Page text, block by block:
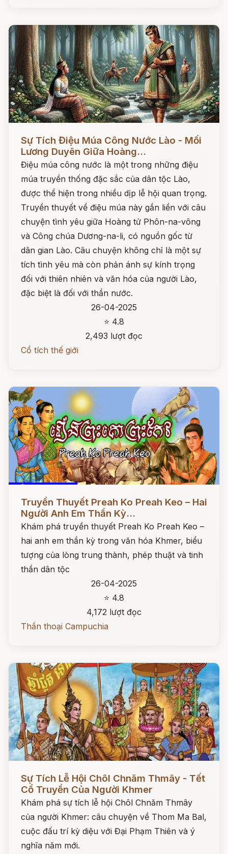
Sự Tích Điệu Múa Công Nước Lào - Mối
Lương Duyên Giữa Hoàng...
Điệu múa công nước là một trong những điệu
múa truyền thống đặc sắc của dân tộc Lào,
được thể hiện trong nhiều dịp lễ hội quan trọng.
Truyền thuyết về điệu múa này gắn liền với câu
chuyện tình yêu giữa Hoàng tử Phôn-na-vông
và Công chúa Dương-na-li, có nguồn gốc từ
dân gian Lào. Câu chuyện không chỉ là một sự
tích tình yêu mà còn phản ánh sự kính trọng
đối với thiên nhiên và văn hóa của người Lào,
đặc biệt là đối với thần nước.
26-04-2025
⭐ 4.8
2,493 lượt đọc
Cổ tích thế giới
Đọc ngay
Truyền Thuyết Preah Ko Preah Keo – Hai
Người Anh Em Thần Kỳ...
Khám phá truyền thuyết Preah Ko Preah Keo –
hai anh em thần kỳ trong văn hóa Khmer, biểu
tượng của lòng trung thành, phép thuật và tinh
thần dân tộc
26-04-2025
⭐ 4.8
4,172 lượt đọc
Thần thoại Campuchia
Sự Tích Lễ Hội Chôl Chnăm Thmây - Tết
Cổ Truyền Của Người Khmer
Khám phá sự tích lễ hội Chôl Chnăm Thmây
của người Khmer: câu chuyện về Thom Ma Bal,
cuộc đấu trí kỳ diệu với Đại Phạm Thiên và ý
nghĩa năm mới.